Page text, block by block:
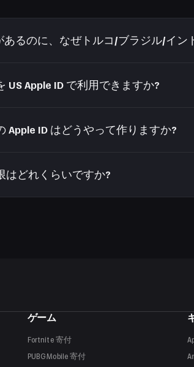
あるのに、なぜトルコ/ブラジル/イン
安いです。リージョンカードを使えば、
US Apple ID で利用できますか?
Apple ID はどうやって作りますか?
うにします。
はどれくらいですか?
ゲーム
Fortnite寄付
PUBG Mobile寄付